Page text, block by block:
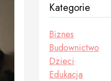
Kategorie
Biznes
Budownictwo
Dzieci
Edukacja